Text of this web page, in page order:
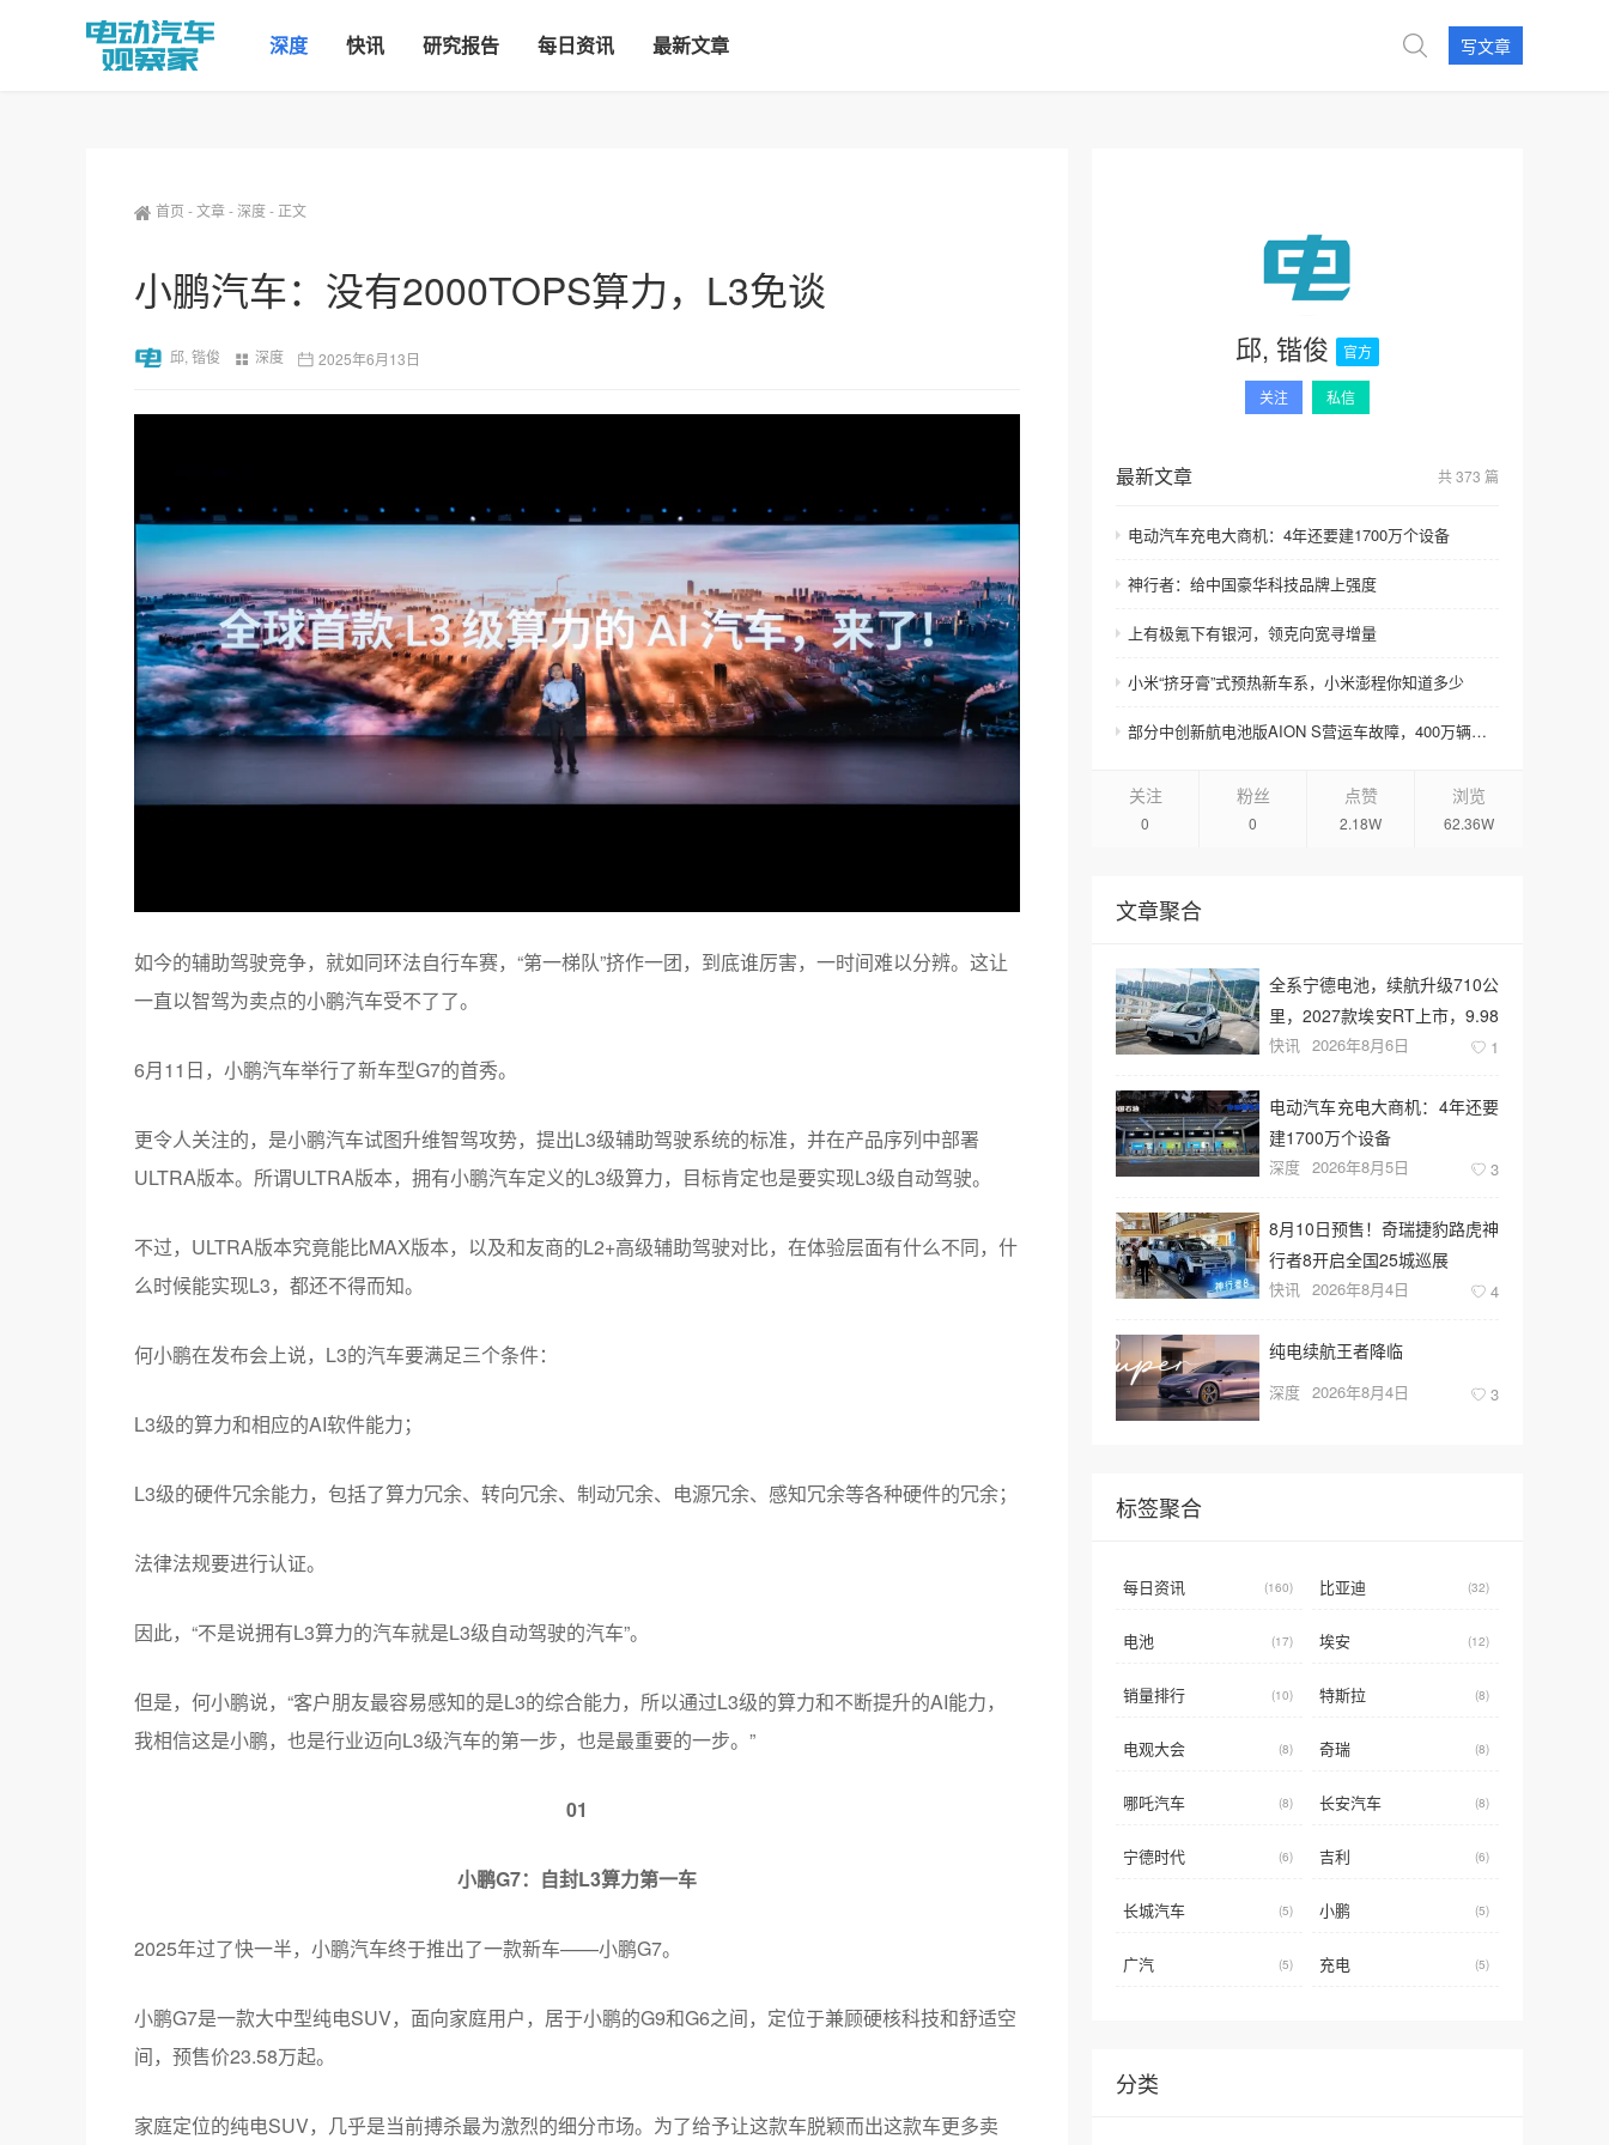
深度 快讯 研究报告 每日资讯 最新文章 写文章
首页 -文章-深度- 正文
小鹏汽车：没有2000TOPS算力，L3免谈
邱, 锴俊 深度 2025年6月13日
如今的辅助驾驶竞争，就如同环法自行车赛，“第一梯队”挤作一团，到底谁厉害，一时间难以分辨。这让
一直以智驾为卖点的小鹏汽车受不了了。
6月11日，小鹏汽车举行了新车型G7的首秀。
更令人关注的，是小鹏汽车试图升维智驾攻势，提出L3级辅助驾驶系统的标准，并在产品序列中部署
ULTRA版本。所谓ULTRA版本，拥有小鹏汽车定义的L3级算力，目标肯定也是要实现L3级自动驾驶。
不过，ULTRA版本究竟能比MAX版本，以及和友商的L2+高级辅助驾驶对比，在体验层面有什么不同，什
么时候能实现L3，都还不得而知。
何小鹏在发布会上说，L3的汽车要满足三个条件：
L3级的算力和相应的AI软件能力；
L3级的硬件冗余能力，包括了算力冗余、转向冗余、制动冗余、电源冗余、感知冗余等各种硬件的冗余；
法律法规要进行认证。
因此，“不是说拥有L3算力的汽车就是L3级自动驾驶的汽车”。
但是，何小鹏说，“客户朋友最容易感知的是L3的综合能力，所以通过L3级的算力和不断提升的AI能力，
我相信这是小鹏，也是行业迈向L3级汽车的第一步，也是最重要的一步。”
01
小鹏G7：自封L3算力第一车
2025年过了快一半，小鹏汽车终于推出了一款新车——小鹏G7。
小鹏G7是一款大中型纯电SUV，面向家庭用户，居于小鹏的G9和G6之间，定位于兼顾硬核科技和舒适空
间，预售价23.58万起。
家庭定位的纯电SUV，几乎是当前搏杀最为激烈的细分市场。为了给予让这款车脱颖而出这款车更多卖
邱, 锴俊 官方
关注 私信
最新文章 共 373 篇
电动汽车充电大商机：4年还要建1700万个设备
神行者：给中国豪华科技品牌上强度
上有极氪下有银河，领克向宽寻增量
小米“挤牙膏”式预热新车系，小米澎程你知道多少
部分中创新航电池版AION S营运车故障，400万辆营运新能源车咋办？
关注
0
粉丝
0
点赞
2.18W
浏览
62.36W
文章聚合
全系宁德电池，续航升级710公
里，2027款埃安RT上市，9.98
万元起售
快讯 2026年8月6日 1
电动汽车充电大商机：4年还要
建1700万个设备
深度 2026年8月5日 3
8月10日预售！奇瑞捷豹路虎神
行者8开启全国25城巡展
快讯 2026年8月4日 4
纯电续航王者降临
深度 2026年8月4日 3
标签聚合
每日资讯 (160) 比亚迪 (32)
电池 (17) 埃安 (12)
销量排行 (10) 特斯拉 (8)
电观大会 (8) 奇瑞 (8)
哪吒汽车 (8) 长安汽车 (8)
宁德时代 (6) 吉利 (6)
长城汽车 (5) 小鹏 (5)
广汽 (5) 充电 (5)
分类